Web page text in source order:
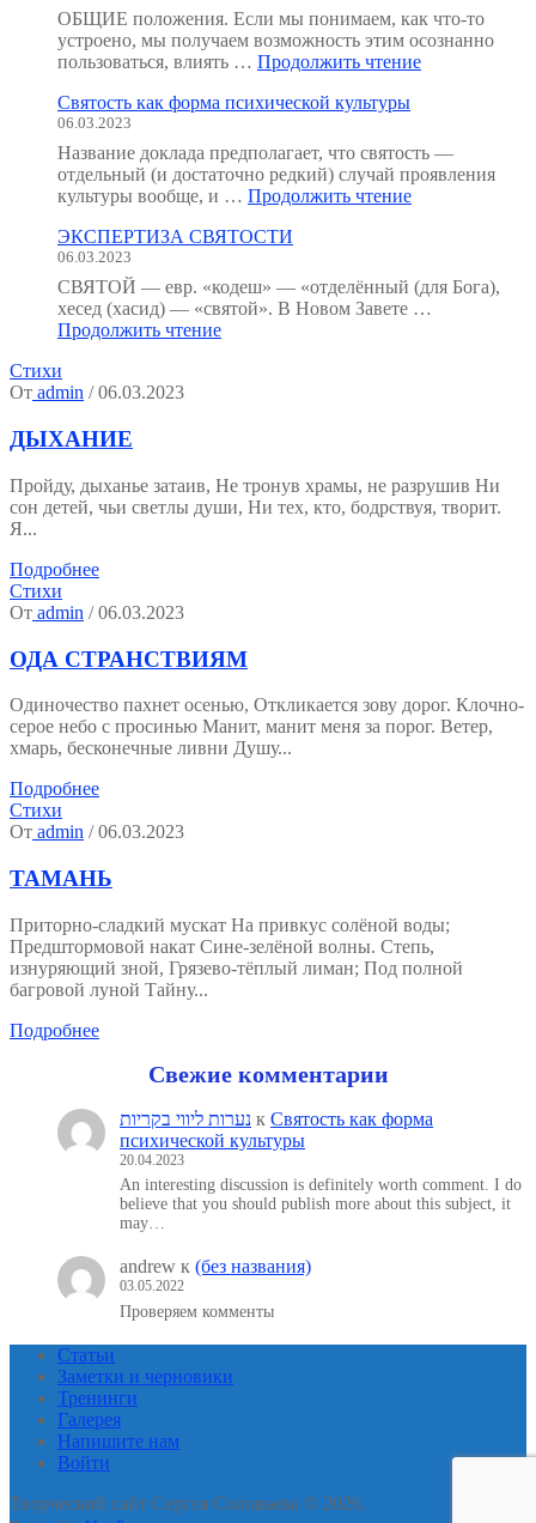
ОБЩИЕ положения. Если мы понимаем, как что-то
устроено, мы получаем возможность этим осознанно
пользоваться, влиять … Продолжить чтение
как
мы
Святость как форма психической культуры
06.03.2023
Название доклада предполагает, что святость —
отдельный (и достаточно редкий) случай проявления
культуры вообще, и … Продолжить чтение"Святость
культуры"
ЭКСПЕРТИЗА СВЯТОСТИ
06.03.2023
СВЯТОЙ — евр. «кодеш» — «отделённый (для Бога),
хесед (хасид) — «святой». В Новом Завете …
Продолжить чтение"ЭКСПЕРТИЗА
Стихи
От admin / 06.03.2023
ДЫХАНИЕ
Пройду, дыханье затаив, Не тронув храмы, не разрушив Ни
сон детей, чьи светлы души, Ни тех, кто, бодрствуя, творит.
Я...
Подробнее
Стихи
От admin / 06.03.2023
ОДА СТРАНСТВИЯМ
Одиночество пахнет осенью, Откликается зову дорог. Клочно-
серое небо с просинью Манит, манит меня за порог. Ветер,
хмарь, бесконечные ливни Душу...
Подробнее
Стихи
От admin / 06.03.2023
ТАМАНЬ
Приторно-сладкий мускат На привкус солёной воды;
Предштормовой накат Сине-зелёной волны. Степь,
изнуряющий зной, Грязево-тёплый лиман; Под полной
багровой луной Тайну...
Подробнее
Свежие комментарии
נערות ליווי בקריות к Святость как форма
психической культуры
20.04.2023
An interesting discussion is definitely worth comment. I do
believe that you should publish more about this subject, it
may…
andrew к (без названия)
03.05.2022
Проверяем комменты
Статьи
Заметки и черновики
Тренинги
Галерея
Напишите нам
Войти
Творческий сайт Сергея Соловьева © 2026.